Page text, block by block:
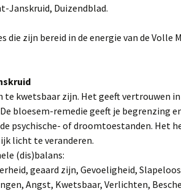
Janskruid, Duizendblad.
die zijn bereid in de energie van de Volle
te kwetsbaar zijn. Het geeft vertrouwen
bloesem-remedie geeft je begrenzing
psychische- of droomtoestanden. Het
licht te veranderen.
(dis)balans:
geaard zijn, Gevoeligheid,
Angst, Kwetsbaar, Verlichten,